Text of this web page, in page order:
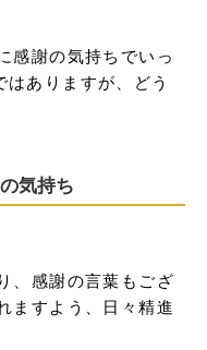
感謝の気持ちでいっ
ありますが、どう
気持ち
、感謝の言葉もござ
ますよう、日々精進